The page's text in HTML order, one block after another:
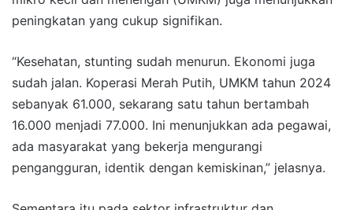
peningkatan yang cukup signifikan.
“Kesehatan, stunting sudah menurun. Ekonomi juga
sudah jalan. Koperasi Merah Putih, UMKM tahun 2024
sebanyak 61.000, sekarang satu tahun bertambah
16.000 menjadi 77.000. Ini menunjukkan ada pegawai,
ada masyarakat yang bekerja mengurangi
pengangguran, identik dengan kemiskinan,” jelasnya.